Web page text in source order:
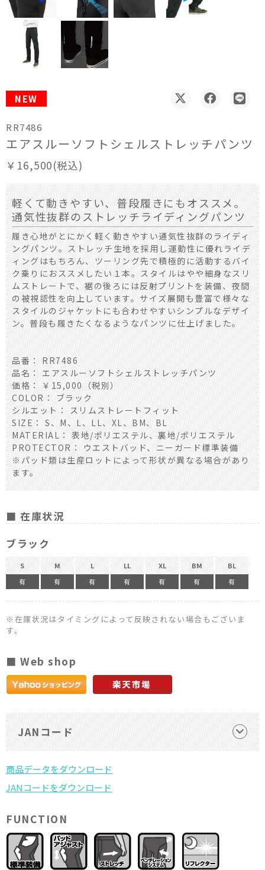
NEW
RR7486
エアスルーソフトシェルストレッチパンツ
￥16,500(税込)
軽くて動きやすい、普段履きにもオススメ。
通気性抜群のストレッチライディングパンツ
履き心地がとにかく軽く動きやすい通気性抜群のライディ
ングパンツ。ストレッチ生地を採用し運動性に優れライデ
ィングはもちろん、ツーリング先で積極的に活動するバイ
ク乗りにおススメしたい１本。スタイルはやや細身なスリ
ムストレートで、裾の後ろには反射プリントを装備、夜間
の被視認性を向上しています。サイズ展開も豊富で様々な
スタイルのジャケットにも合わせやすいシンプルなデザイ
ン。普段も履きたくなるようなパンツに仕上げました。
品番： RR7486
品名： エアスルーソフトシェルストレッチパンツ
価格： ￥15,000（税別）
COLOR： ブラック
シルエット： スリムストレートフィット
SIZE： S、M、L、LL、XL、BM、BL
MATERIAL： 表地/ポリエステル、裏地/ポリエステル
PROTECTOR： ウエストバッド、ニーガード標準装備
※パッド類は生産ロットによって形状が異なる場合があり
ます。
■ 在庫状況
ブラック
S
有
M
有
L
有
LL
有
XL
有
BM
有
BL
有
※在庫状況はタイミングによって反映されない場合もございま
す。
■ Web shop
JANコード
FUNCTION